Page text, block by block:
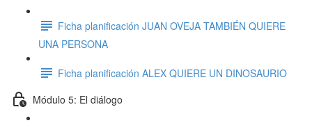
Ficha planificación JUAN OVEJA TAMBIÉN QUIERE
UNA PERSONA
Ficha planificación ALEX QUIERE UN DINOSAURIO
Módulo 5: El diálogo